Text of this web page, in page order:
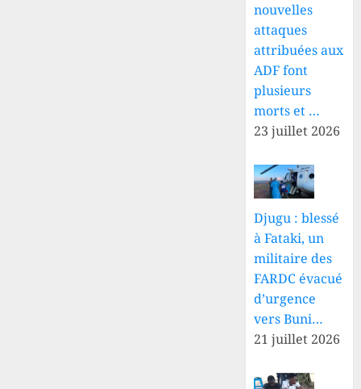
nouvelles
attaques
attribuées aux
ADF font
plusieurs
morts et …
23 juillet 2026
Djugu : blessé
à Fataki, un
militaire des
FARDC évacué
d’urgence
vers Buni…
21 juillet 2026